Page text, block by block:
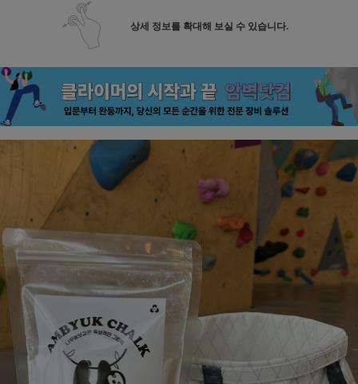
상세 정보를 확대해 보실 수 있습니다.